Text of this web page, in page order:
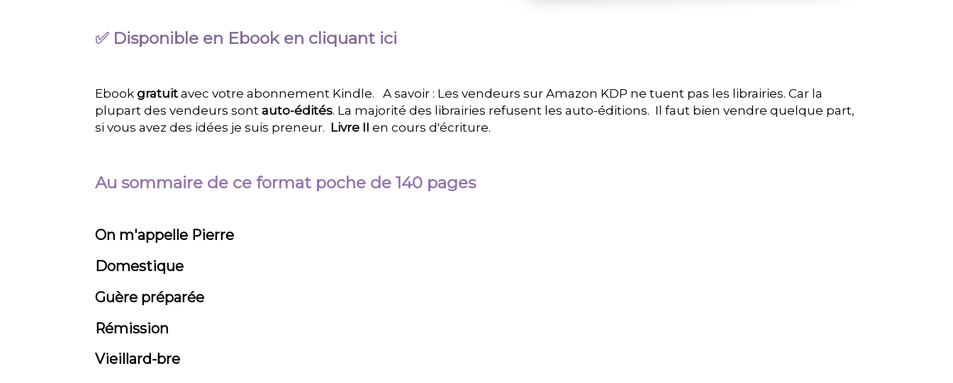
✅Disponible en Ebook en cliquant ici
Ebookgratuitavec votre abonnement Kindle. A savoir : Les vendeurs sur Amazon KDP ne tuent pas les librairies. Car la
plupart des vendeurs sontauto-édités. La majorité des librairies refusent les auto-éditions. Il faut bien vendre quelque part,
si vous avez des idées je suis preneur. Livre II en cours d'écriture.
Au sommaire de ce format poche de 140 pages
On m'appelle Pierre
Domestique
Guère préparée
Rémission
Vieillard-bre